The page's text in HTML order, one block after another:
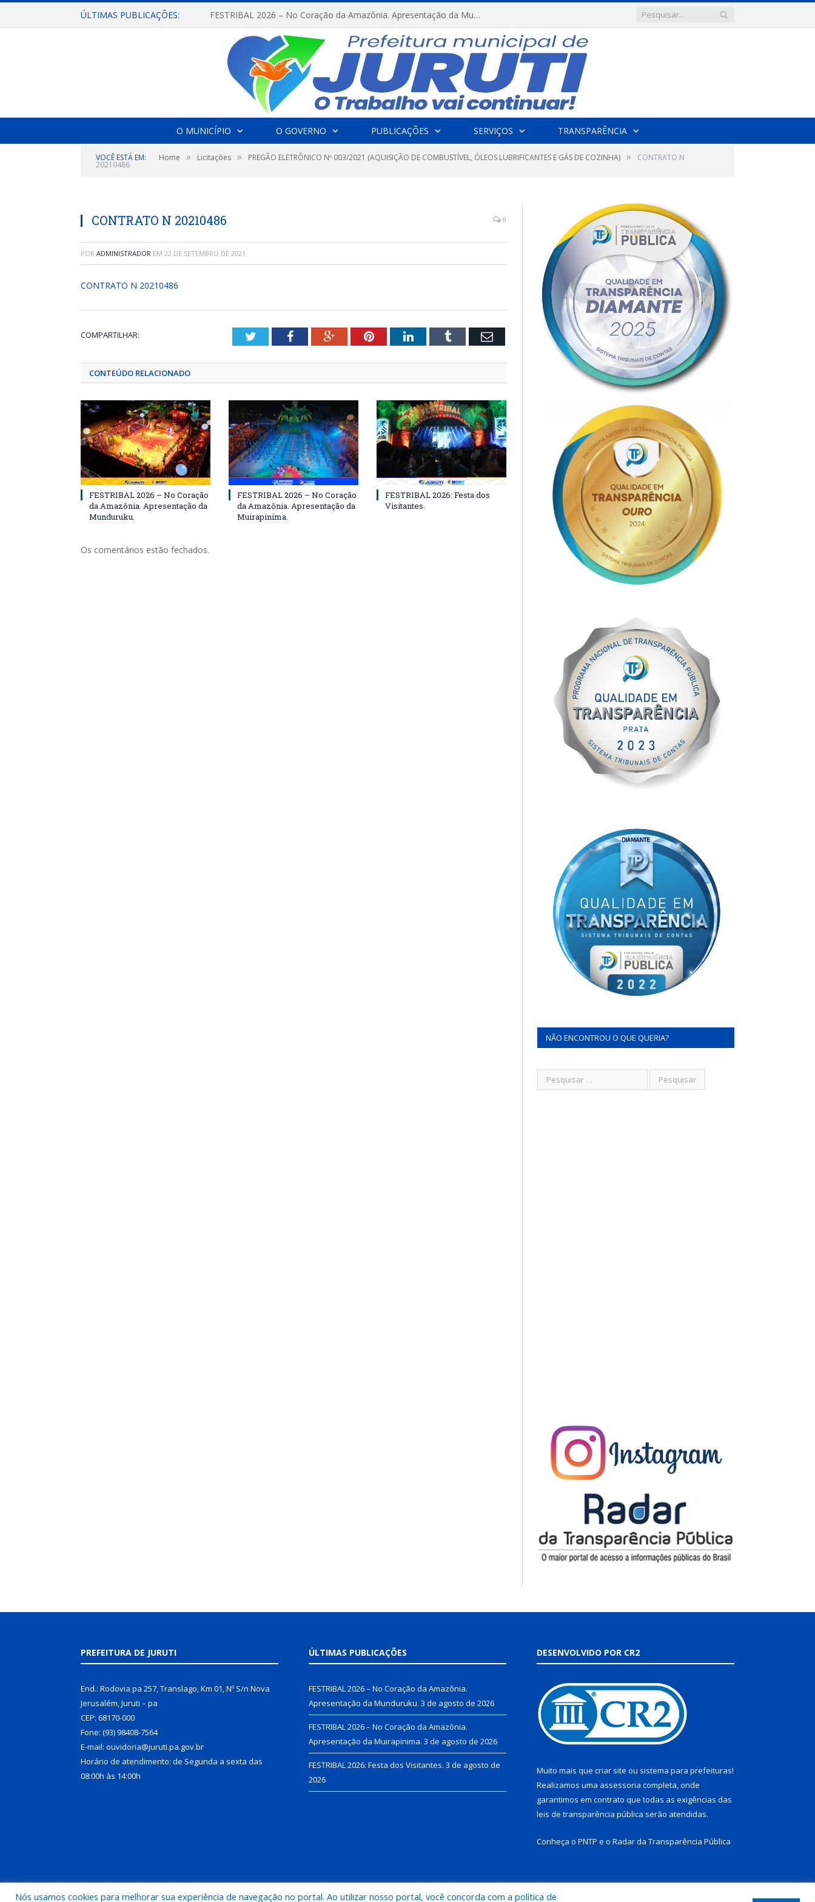
ÚLTIMAS PUBLICAÇÕES: FESTRIBAL 2026 – No Coração da Amazônia. Apresentação da Munduruku.
O MUNICÍPIO O GOVERNO PUBLICAÇÕES SERVIÇOS TRANSPARÊNCIA
VOCÊ ESTÁ EM: Home » Licitações » PREGÃO ELETRÔNICO Nº 003/2021 (AQUISIÇÃO DE COMBUSTÍVEL, ÓLEOS LUBRIFICANTES E GÁS DE COZINHA) » CONTRATO N
20210486
CONTRATO N 20210486 0
POR ADMINISTRADOR EM 22 DE SETEMBRO DE 2021
CONTRATO N 20210486
COMPARTILHAR: TwitterFacebookGoogle+PinterestLinkedInTumblr Email
CONTEÚDO RELACIONADO
FESTRIBAL 2026 – No Coração
da Amazônia. Apresentação da
Munduruku.
FESTRIBAL 2026 – No Coração
da Amazônia. Apresentação da
Muirapinima.
FESTRIBAL 2026: Festa dos
Visitantes.
Os comentários estão fechados.
NÃO ENCONTROU O QUE QUERIA?
PREFEITURA DE JURUTI
End.: Rodovia pa 257, Translago, Km 01, Nº S/n Nova
Jerusalém, Juruti – pa
CEP: 68170-000
Fone: (93) 98408-7564
E-mail: ouvidoria@juruti.pa.gov.br
Horário de atendimento: de Segunda a sexta das
08:00h às 14:00h
ÚLTIMAS PUBLICAÇÕES
FESTRIBAL 2026 – No Coração da Amazônia.
Apresentação da Munduruku. 3 de agosto de 2026
FESTRIBAL 2026 – No Coração da Amazônia.
Apresentação da Muirapinima. 3 de agosto de 2026
FESTRIBAL 2026: Festa dos Visitantes. 3 de agosto de
2026
DESENVOLVIDO POR CR2
Muito mais que criar site ou sistema para prefeituras!
Realizamos uma assessoria completa, onde
garantimos em contrato que todas as exigências das
leis de transparência pública serão atendidas.
Conheça o PNTP e o Radar da Transparência Pública
Nós usamos cookies para melhorar sua experiência de navegação no portal. Ao utilizar nosso portal, você concorda com a política de